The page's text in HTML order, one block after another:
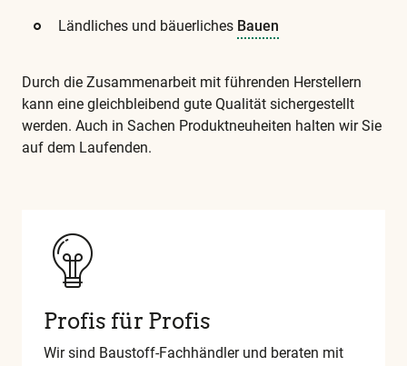
​Ländliches und bäuerliches Bauen
​Durch die Zusammenarbeit mit führenden Herstellern
kann eine gleichbleibend gute Qualität sichergestellt
werden. Auch in Sachen Produktneuheiten halten wir Sie
auf dem Laufenden.
weiteren
wichtigen
Begriffe
findenProfis für Profis
​Wir sind Baustoff-Fachhändler und beraten mit